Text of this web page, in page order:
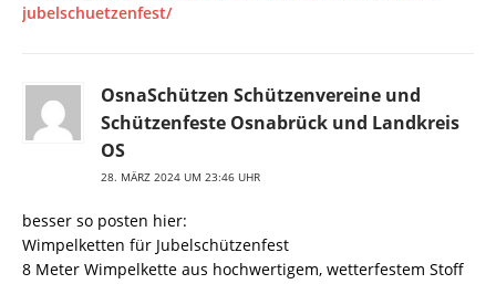
jubelschuetzenfest/
OsnaSchützen Schützenvereine und
Schützenfeste Osnabrück und Landkreis
OS
28. MÄRZ 2024 UM 23:46 UHR
besser so posten hier:
Wimpelketten für Jubelschützenfest
8 Meter Wimpelkette aus hochwertigem, wetterfestem Stoff